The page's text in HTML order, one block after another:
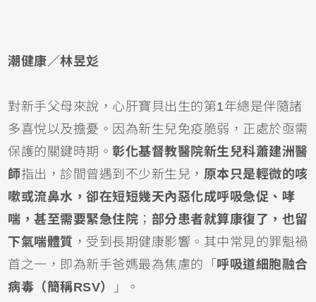
潮健康／林昱彣
對新手父母來說，心肝寶貝出生的第1年總是伴隨諸
多喜悅以及擔憂。因為新生兒免疫脆弱，正處於亟需
保護的關鍵時期。彰化基督教醫院新生兒科蕭建洲醫
師指出，診間曾遇到不少新生兒， 原本只是輕微的咳
嗽或流鼻水 ，卻在短短幾天內惡化成呼吸急促、哮
喘，甚至需要緊急住院 ； 部分患者就算康復了，也留
下氣喘體質 ，受到長期健康影響。其中常見的罪魁禍
首之一，即為新手爸媽最為焦慮的「 呼吸道細胞融合
病毒 （簡稱RSV） 」。